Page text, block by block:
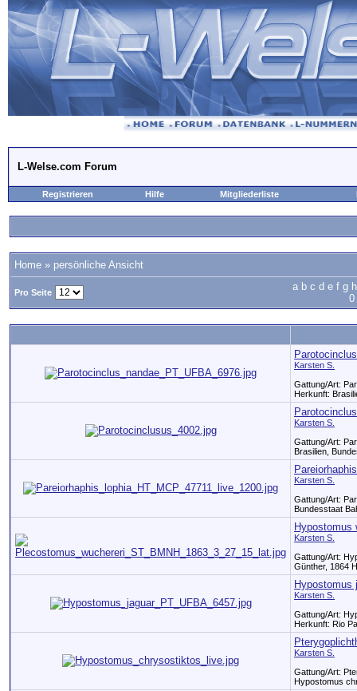
L-Welse.com Forum
Registrieren Hilfe Mitgliederliste
Home » persönliche Ansicht
Pro Seite a b c d e f g h
0
Karsten S.
Gattung/Art:
Herkunft:
Karsten S.
Gattung/Art:
Brasilien,
Karsten S.
Gattung/Art:
Bundesstaat
Hypostomus
Karsten S.
Gattung/Art:
Günther, 1864
Hypostomus
Karsten S.
Gattung/Art:
Herkunft: Rio
Karsten S.
Gattung/Art:
Hypostomus